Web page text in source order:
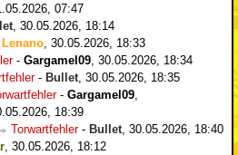
07:47
30.05.2026, 18:14
Lenano 30.05.2026, 18:33
- Gargamel09 30.05.2026, 18:34
- Bullet 30.05.2026, 18:35
- Gargamel09
18:39
Torwartfehler- Bullet 30.05.2026, 18:40
30.05.2026, 18:12